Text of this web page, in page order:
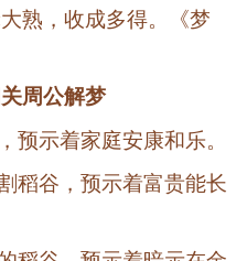
熟，收成多得。《梦
周公解梦
预示着家庭安康和乐。
稻谷，预示着富贵能长